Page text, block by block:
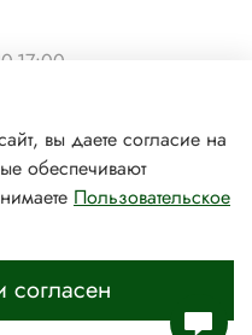
17:00
вы даете согласие на
обеспечивают
Пользовательское